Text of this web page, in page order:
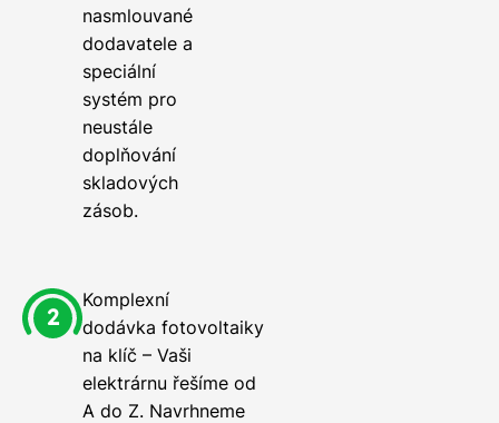
nasmlouvané
dodavatele a
speciální
systém pro
neustále
doplňování
skladových
zásob.
Komplexní
dodávka fotovoltaiky
na klíč – Vaši
elektrárnu řešíme od
A do Z. Navrhneme